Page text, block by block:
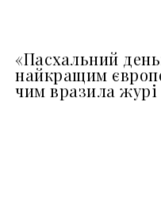
«Пасхальний
найкращим
чим вразила